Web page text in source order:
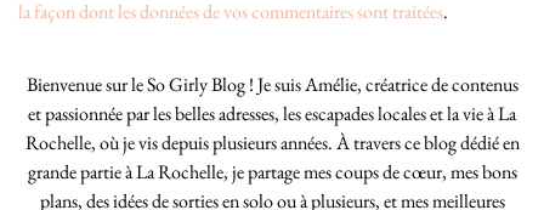
la façon dont les données de vos commentaires sont traitées.
Bienvenue sur le So Girly Blog ! Je suis Amélie, créatrice de contenus
et passionnée par les belles adresses, les escapades locales et la vie à La
Rochelle, où je vis depuis plusieurs années. À travers ce blog dédié en
grande partie à La Rochelle, je partage mes coups de cœur, mes bons
plans, des idées de sorties en solo ou à plusieurs, et mes meilleures